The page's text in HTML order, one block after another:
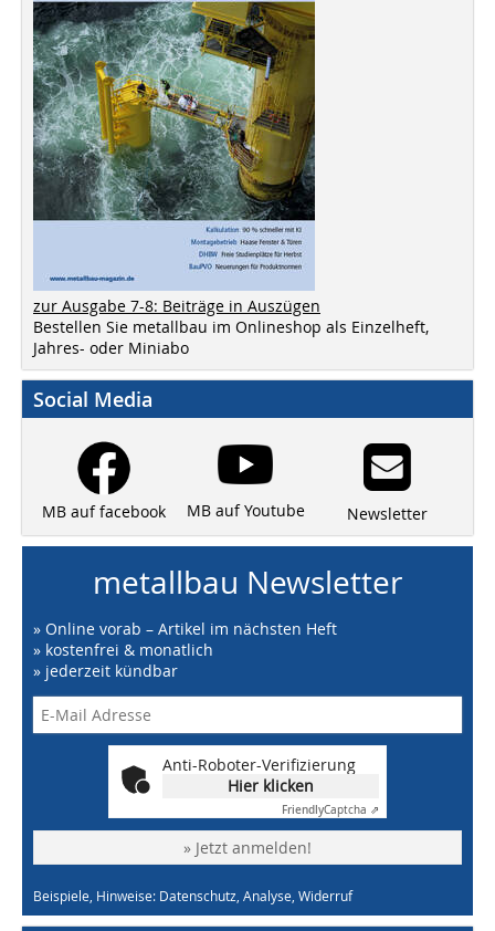
zur Ausgabe 7-8: Beiträge in Auszügen
Bestellen Sie metallbau im Onlineshop als Einzelheft,
Jahres- oder Miniabo
Social Media
MB auf facebook MB auf Youtube Newsletter
metallbau Newsletter
» Online vorab – Artikel im nächsten Heft
» kostenfrei & monatlich
» jederzeit kündbar
Anti-Roboter-Verifizierung
Hier klicken
FriendlyCaptcha ⇗
» Jetzt anmelden!
Beispiele, Hinweise: Datenschutz, Analyse, Widerruf